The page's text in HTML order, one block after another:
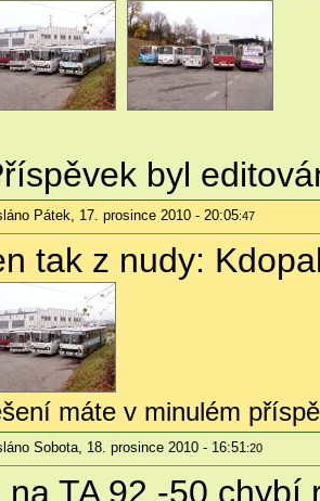
byl
Pátek, 17. prosince 2010 - 20:05:47
tak z nudy:
máte v minulém
Sobota, 18. prosince 2010 - 16:51:20
na TA 92 -50 chybí